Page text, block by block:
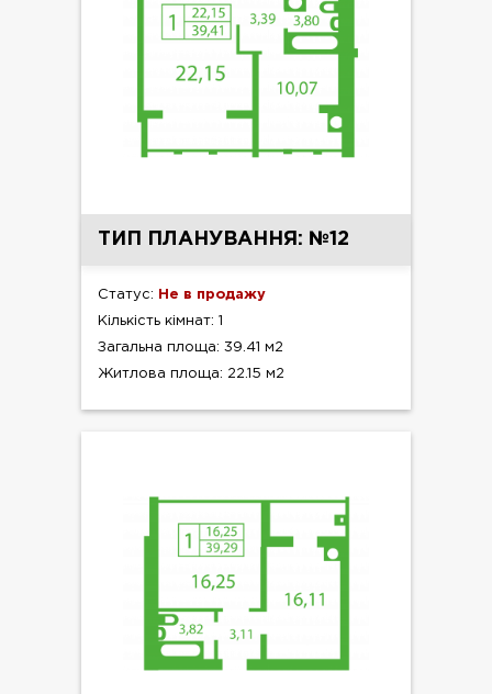
ТИП ПЛАНУВАННЯ: №12
Статус: Не в продажу
Кількість кімнат: 1
Загальна площа: 39.41 м2
Житлова площа: 22.15 м2